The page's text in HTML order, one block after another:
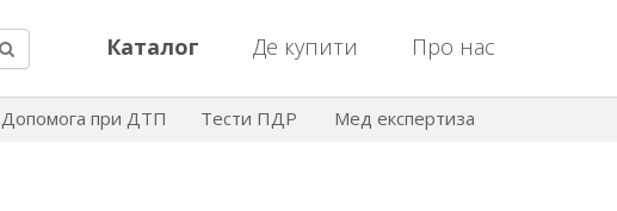
Каталог Де купити Про нас
Допомога при ДТП Тести ПДР Мед експертиза